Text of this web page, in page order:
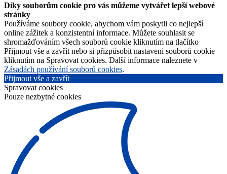
Díky souborům cookie pro vás můžeme vytvářet lepší webové
stránky
Používáme soubory cookie, abychom vám poskytli co nejlepší
online zážitek a konzistentní informace. Můžete souhlasit se
shromažďováním všech souborů cookie kliknutím na tlačítko
Přijmout vše a zavřít nebo si přizpůsobit nastavení souborů cookie
kliknutím na Spravovat cookies. Další informace naleznete v
Zásadách používání souborů cookies.
Přijmout vše a zavřít
Spravovat cookies
Pouze nezbytné cookies